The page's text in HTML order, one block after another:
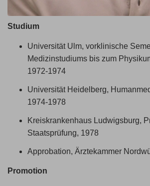
Studium
Universität Ulm, vorklinische
Medizinstudiums bis zum
1972-1974
Universität Heidelberg,
1974-1978
Kreiskrankenhaus Ludwigsburg,
Staatsprüfung, 1978
Approbation, Ärztekammer
Promotion